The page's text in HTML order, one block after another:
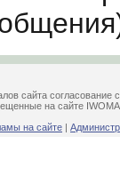
сайта
на сайте
на сайте |